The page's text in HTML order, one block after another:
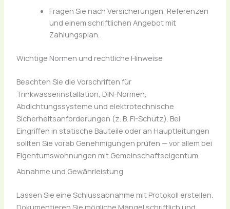
Fragen Sie nach Versicherungen, Referenzen
und einem schriftlichen Angebot mit
Zahlungsplan.
Wichtige Normen und rechtliche Hinweise
Beachten Sie die Vorschriften für
Trinkwasserinstallation, DIN-Normen,
Abdichtungssysteme und elektrotechnische
Sicherheitsanforderungen (z. B. FI-Schutz). Bei
Eingriffen in statische Bauteile oder an Hauptleitungen
sollten Sie vorab Genehmigungen prüfen — vor allem bei
Eigentumswohnungen mit Gemeinschaftseigentum.
Abnahme und Gewährleistung
Lassen Sie eine Schlussabnahme mit Protokoll erstellen.